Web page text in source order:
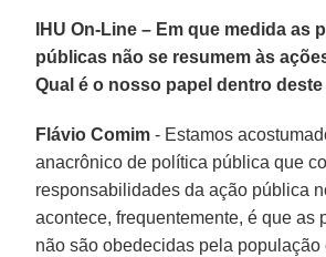
IHU On-Line – Em que medida as
públicas não se resumem às
Qual é o nosso papel dentro
Flávio Comim - Estamos
anacrônico de política pública que
responsabilidades da ação pública
acontece, frequentemente, é que as
não são obedecidas pela população